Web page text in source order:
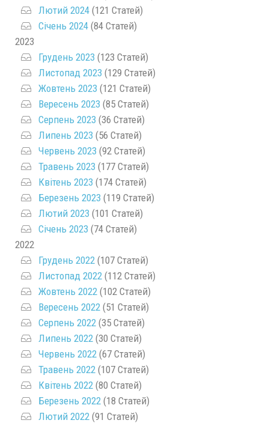
Лютий 2024 (121 Статей)
Січень 2024 (84 Статей)
2023
Грудень 2023 (123 Статей)
Листопад 2023 (129 Статей)
Жовтень 2023 (121 Статей)
Вересень 2023 (85 Статей)
Серпень 2023 (36 Статей)
Липень 2023 (56 Статей)
Червень 2023 (92 Статей)
Травень 2023 (177 Статей)
Квітень 2023 (174 Статей)
Березень 2023 (119 Статей)
Лютий 2023 (101 Статей)
Січень 2023 (74 Статей)
2022
Грудень 2022 (107 Статей)
Листопад 2022 (112 Статей)
Жовтень 2022 (102 Статей)
Вересень 2022 (51 Статей)
Серпень 2022 (35 Статей)
Липень 2022 (30 Статей)
Червень 2022 (67 Статей)
Травень 2022 (107 Статей)
Квітень 2022 (80 Статей)
Березень 2022 (18 Статей)
Лютий 2022 (91 Статей)